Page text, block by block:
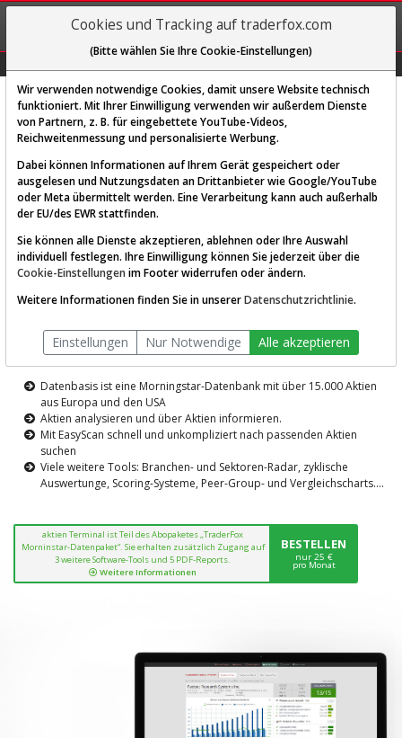
REGIS-
TRIEREN
Diese Funktion ist nur für
AKTIEN-TERMINAL
Die Aktienanalyse-Plattform von
TraderFox
Datenbasis ist eine Morningstar-Datenbank mit über 15.000 Aktien
aus Europa und den USA
Aktien analysieren und über Aktien informieren.
Mit EasyScan schnell und unkompliziert nach passenden Aktien
suchen
Viele weitere Tools: Branchen- und Sektoren-Radar, zyklische
Auswertunge, Scoring-Systeme, Peer-Group- und Vergleichscharts....
aktien Terminal ist Teil des Abopaketes „TraderFox
Morninstar-Datenpaket“. Sie erhalten zusätzlich Zugang auf
3 weitere Software-Tools und 5 PDF-Reports.
Weitere Informationen
BESTELLEN
nur 25 €
pro Monat
Cookies und Tracking auf traderfox.com
(Bitte wählen Sie Ihre Cookie-Einstellungen)
Wir verwenden notwendige Cookies, damit unsere Website technisch
funktioniert. Mit Ihrer Einwilligung verwenden wir außerdem Dienste
von Partnern, z. B. für eingebettete YouTube-Videos,
Reichweitenmessung und personalisierte Werbung.
Dabei können Informationen auf Ihrem Gerät gespeichert oder
ausgelesen und Nutzungsdaten an Drittanbieter wie Google/YouTube
oder Meta übermittelt werden. Eine Verarbeitung kann auch außerhalb
der EU/des EWR stattfinden.
Sie können alle Dienste akzeptieren, ablehnen oder Ihre Auswahl
individuell festlegen. Ihre Einwilligung können Sie jederzeit über die
Cookie-Einstellungen im Footer widerrufen oder ändern.
Weitere Informationen finden Sie in unsererDatenschutzrichtlinie.
Einstellungen Nur Notwendige Alle akzeptieren